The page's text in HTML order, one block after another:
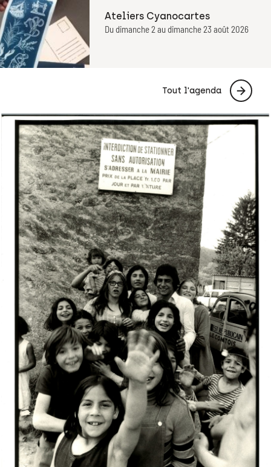
Ateliers Cyanocartes
Du dimanche 2 au dimanche 23 août 2026
Tout l'agenda